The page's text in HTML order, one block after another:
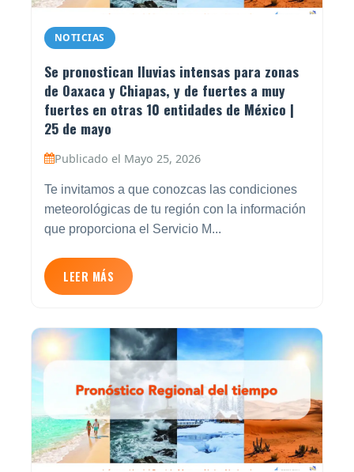
NOTICIAS
Se pronostican lluvias intensas para zonas
de Oaxaca y Chiapas, y de fuertes a muy
fuertes en otras 10 entidades de México |
25 de mayo
Publicado el Mayo 25, 2026
Te invitamos a que conozcas las condiciones
meteorológicas de tu región con la información
que proporciona el Servicio M...
LEER MÁS